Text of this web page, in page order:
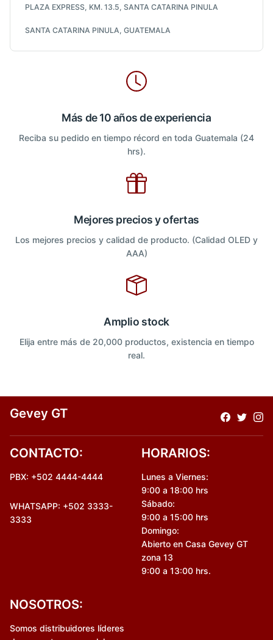
PLAZA EXPRESS, KM. 13.5, SANTA CATARINA PINULA
SANTA CATARINA PINULA, GUATEMALA
Más de 10 años de experiencia
Reciba su pedido en tiempo récord en toda Guatemala (24
hrs).
Mejores precios y ofertas
Los mejores precios y calidad de producto. (Calidad OLED y
AAA)
Amplio stock
Elija entre más de 20,000 productos, existencia en tiempo
real.
Gevey GT
CONTACTO:
PBX: +502 4444-4444
WHATSAPP: +502 3333-
3333
HORARIOS:
Lunes a Viernes:
9:00 a 18:00 hrs
Sábado:
9:00 a 15:00 hrs
Domingo:
Abierto en Casa Gevey GT
zona 13
9:00 a 13:00 hrs.
NOSOTROS:
Somos distribuidores líderes